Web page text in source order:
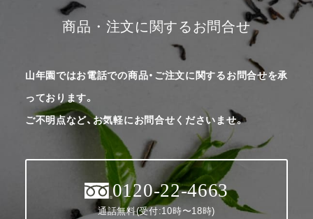
商品・注文に関するお問合せ
山年園ではお電話での商品・ご注文に関するお問合せを承
っております。
ご不明点など、お気軽にお問合せくださいませ。
0120-22-4663
通話無料(受付:10時〜18時)